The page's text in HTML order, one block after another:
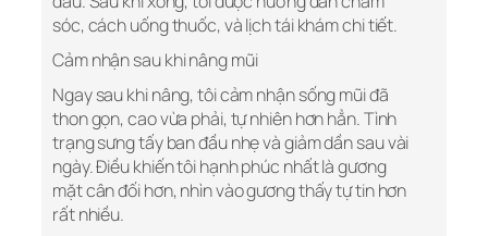
sóc, cách uống thuốc, và lịch tái khám chi tiết.
Cảm nhận sau khi nâng mũi
Ngay sau khi nâng, tôi cảm nhận sống mũi đã
thon gọn, cao vừa phải, tự nhiên hơn hẳn. Tình
trạng sưng tấy ban đầu nhẹ và giảm dần sau vài
ngày. Điều khiến tôi hạnh phúc nhất là gương
mặt cân đối hơn, nhìn vào gương thấy tự tin hơn
rất nhiều.